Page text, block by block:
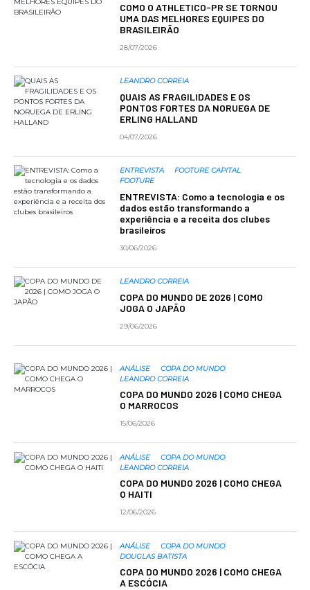
COMO O ATHLETICO-PR SE TORNOU
UMA DAS MELHORES EQUIPES DO
BRASILEIRÃO
28/07/2026
LEANDRO CORREIA
QUAIS AS FRAGILIDADES E OS
PONTOS FORTES DA NORUEGA DE
ERLING HALLAND
04/07/2026
ENTREVISTA
FOOTURE CAPITAL
FOOTURE
ENTREVISTA: Como a tecnologia e os
dados estão transformando a
experiência e a receita dos clubes
brasileiros
30/06/2026
LEANDRO CORREIA
COPA DO MUNDO DE 2026 | COMO
JOGA O JAPÃO
29/06/2026
ANÁLISE
COPA DO MUNDO
LEANDRO CORREIA
COPA DO MUNDO 2026 | COMO CHEGA
O MARROCOS
15/06/2026
ANÁLISE
COPA DO MUNDO
LEANDRO CORREIA
COPA DO MUNDO 2026 | COMO CHEGA
O HAITI
12/06/2026
ANÁLISE
COPA DO MUNDO
DOUGLAS BATISTA
COPA DO MUNDO 2026 | COMO CHEGA
A ESCÓCIA